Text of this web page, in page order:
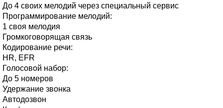
До 4 своих мелодий через специальный сервис
Программирование мелодий:
1 своя мелодия
Громкоговорящая связь
Кодирование речи:
HR, EFR
Голосовой набор:
До 5 номеров
Удержание звонка
Автодозвон